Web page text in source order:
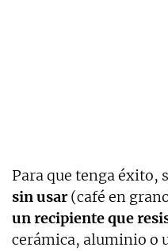
Para que tenga éxito,
sin usar(café en
un recipiente que
cerámica, aluminio o